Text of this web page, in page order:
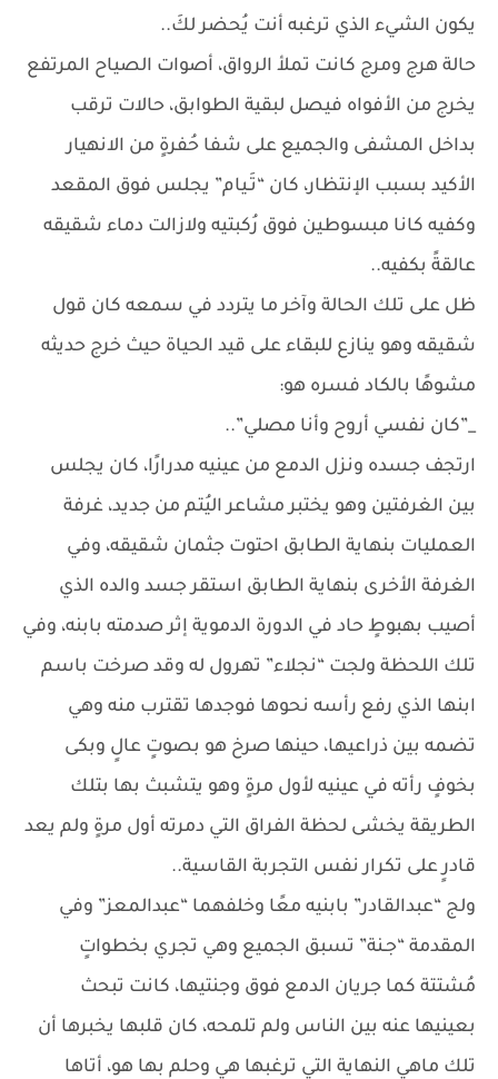
يكون الشيء الذي ترغبه أنت يُحضر لكَ..
حالة هرج ومرج كانت تملأ الرواق، أصوات الصياح المرتفع
يخرج من الأفواه فيصل لبقية الطوابق، حالات ترقب
بداخل المشفى والجميع على شفا حُفرةٍ من الانهيار
الأكيد بسبب الإنتظار، كان “تَـيام” يجلس فوق المقعد
وكفيه كانا مبسوطين فوق رُكبتيه ولازالت دماء شقيقه
عالقةً بكفيه..
ظل على تلك الحالة وآخر ما يتردد في سمعه كان قول
شقيقه وهو ينازع للبقاء على قيد الحياة حيث خرج حديثه
مشوهًا بالكاد فسره هو:
_”كان نفسي أروح وأنا مصلي”..
ارتجف جسده ونزل الدمع من عينيه مدرارًا، كان يجلس
بين الغرفتين وهو يختبر مشاعر اليُتم من جديد، غرفة
العمليات بنهاية الطابق احتوت جثمان شقيقه، وفي
الغرفة الأخرى بنهاية الطابق استقر جسد والده الذي
أصيب بهبوطٍ حاد في الدورة الدموية إثر صدمته بابنه، وفي
تلك اللحظة ولجت “نجلاء” تهرول له وقد صرخت باسم
ابنها الذي رفع رأسه نحوها فوجدها تقترب منه وهي
تضمه بين ذراعيها، حينها صرخ هو بصوتٍ عالٍ وبكى
بخوفٍ رأته في عينيه لأول مرةٍ وهو يتشبث بها بتلك
الطريقة يخشى لحظة الفراق التي دمرته أول مرةٍ ولم يعد
قادرٍ على تكرار نفس التجربة القاسية..
ولج “عبدالقادر” بابنيه معًا وخلفهما “عبدالمعز” وفي
المقدمة “جـنة” تسبق الجميع وهي تجري بخطواتٍ
مُشتتة كما جريان الدمع فوق وجنتيها، كانت تبحث
بعينيها عنه بين الناس ولم تلمحه، كان قلبها يخبرها أن
تلك ماهي النهاية التي ترغبها هي وحلم بها هو، أتاها